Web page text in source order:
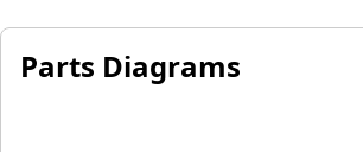
Parts Diagrams